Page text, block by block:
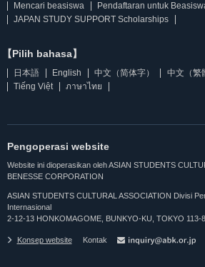
Mencari beasiswa
Pendaftaran untuk
JAPAN STUDY SUPPORT Scholarships
【Pilih bahasa】
日本語 English 中文（简体字） 中文（繁
Tiếng Việt
ภาษาไทย
Pengoperasi website
Website ini dioperasikan oleh ASIAN STUDENTS
BENESSE CORPORATION
ASIAN STUDENTS CULTURAL ASSOCIATION Divisi
Internasional
2-12-13 HONKOMAGOME, BUNKYO-KU, TOKYO 113-
Konsep website Kontak